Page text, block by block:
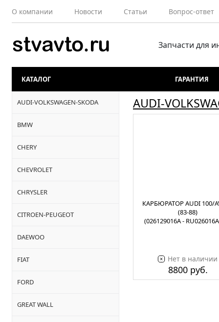
О компании Новости Статьи Вопрос-ответ
Запчасти для
КАТАЛОГ ГАРАНТИЯ
AUDI-VOLKSWAGEN-SKODA
BMW
CHERY
CHEVROLET
CHRYSLER
CITROEN-PEUGEOT
DAEWOO
FIAT
FORD
GREAT WALL
AUDI-
КАРБЮРАТОР AUDI 100/
(83-88)
(026129016A -
Нет в наличии
8800 руб.